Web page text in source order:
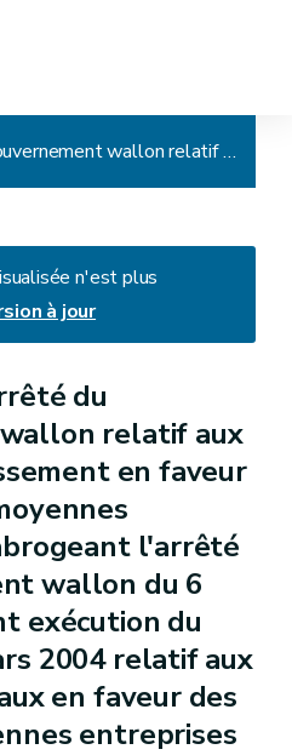
Arrêté du Gouvernement wallon relatif aux aides à l'investissement en faveur des petites ou moyennes entreprises et abrogeant l'arrêté du Gouvernement wallon du 6 mai 2004 portant exécution du décret du 11 mars 2004 relatif aux incitants régionaux en faveur des petites ou moyennes entreprises
n'est plus
à jour
du
relatif aux
en faveur
l'arrêté
wallon du 6
exécution du
2004 relatif aux
en faveur des
entreprises